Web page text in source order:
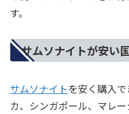
す。
サムソナイトが安い
サムソナイトを安く購入
カ、シンガポール、マレ